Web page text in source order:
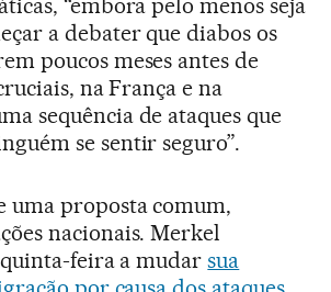
“embora pelo menos seja
a debater que diabos os
poucos meses antes de
na França e na
sequência de ataques que
se sentir seguro”.
uma proposta comum,
nacionais. Merkel
quinta-feira a mudarsua